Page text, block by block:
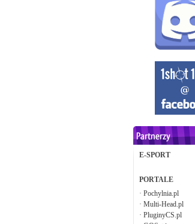
E-SPORT
PORTALE
· Pochylnia.pl
· Multi-Head.pl
· PluginyCS.pl